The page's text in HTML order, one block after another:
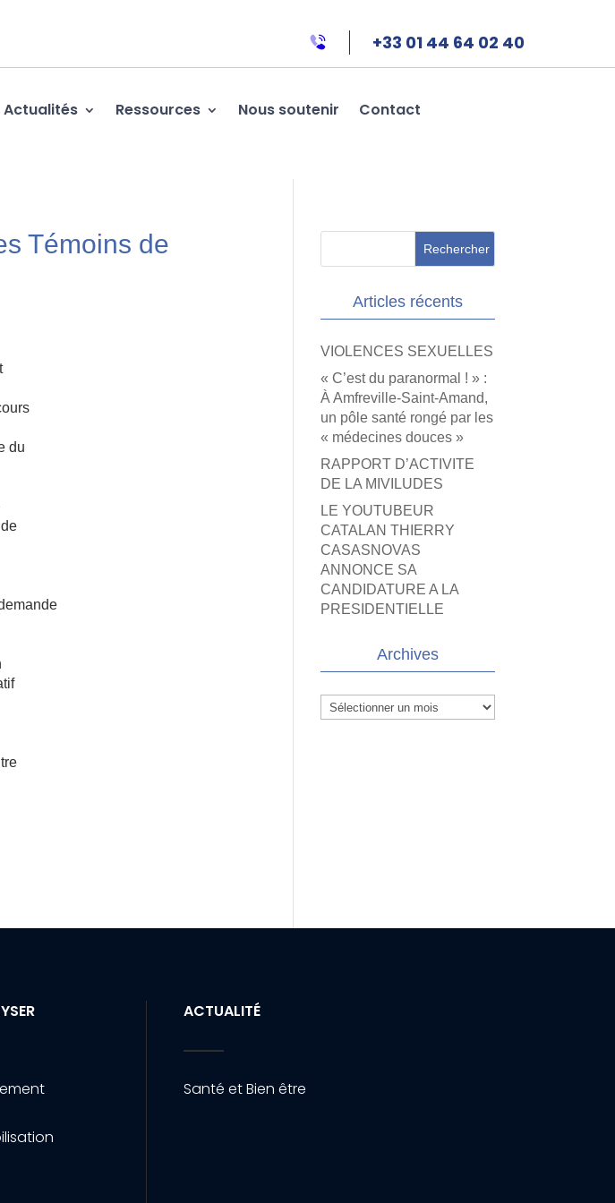
+33 01 44 64 02 40
Actualités Ressources Nous soutenir Contact
Témoins de
du
Articles récents
VIOLENCES SEXUELLES
« C’est du paranormal ! » :
À Amfreville-Saint-Amand,
un pôle santé rongé par les
« médecines douces »
RAPPORT D’ACTIVITE
DE LA MIVILUDES
LE YOUTUBEUR
CATALAN THIERRY
CASASNOVAS
ANNONCE SA
CANDIDATURE A LA
PRESIDENTIELLE
Archives
Archives
ACTUALITÉ
Santé et Bien être